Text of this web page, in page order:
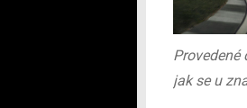
Provedené
jak se u